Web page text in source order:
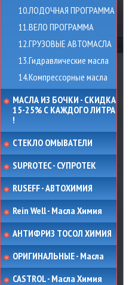
10.ЛОДОЧНАЯ ПРОГРАММА
11.ВЕЛО ПРОГРАММА
12.ГРУЗОВЫЕ АВТОМАСЛА
13.Гидравлические масла
14.Компрессорные масла
МАСЛА ИЗ БОЧКИ - СКИДКА
15-25% С КАЖДОГО ЛИТРА
!
СТЕКЛО ОМЫВАТЕЛИ
SUPROTEC - СУПРОТЕК
RUSEFF - АВТОХИМИЯ
Rein Well - Масла Химия
АНТИФРИЗ ТОСОЛ ХИМИЯ
ОРИГИНАЛЬНЫЕ - Масла
CASTROL - Масла Химия